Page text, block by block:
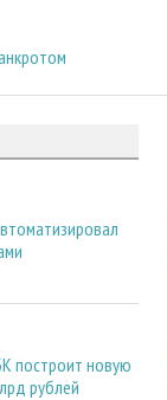
построит новую
рублей